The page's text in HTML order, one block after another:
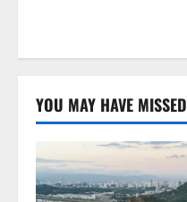
YOU MAY HAVE MISSED